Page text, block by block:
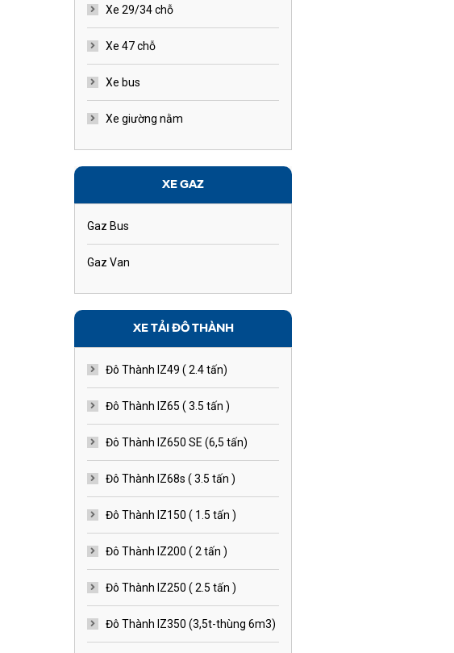
Xe 29/34 chỗ
Xe 47 chỗ
Xe bus
Xe giường nằm
XE GAZ
Gaz Bus
Gaz Van
XE TẢI ĐÔ THÀNH
Đô Thành IZ49 ( 2.4 tấn)
Đô Thành IZ65 ( 3.5 tấn )
Đô Thành IZ650 SE (6,5 tấn)
Đô Thành IZ68s ( 3.5 tấn )
Đô Thành IZ150 ( 1.5 tấn )
Đô Thành IZ200 ( 2 tấn )
Đô Thành IZ250 ( 2.5 tấn )
Đô Thành IZ350 (3,5t-thùng 6m3)